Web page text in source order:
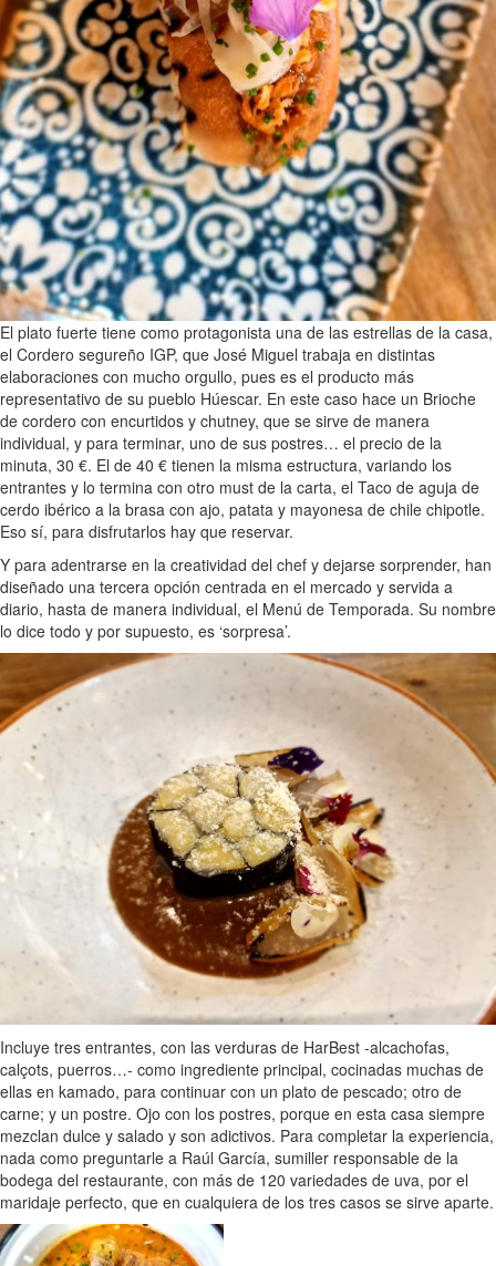
El plato fuerte tiene como protagonista una de las estrellas de la casa,
el Cordero segureño IGP, que José Miguel trabaja en distintas
elaboraciones con mucho orgullo, pues es el producto más
representativo de su pueblo Húescar. En este caso hace un Brioche
de cordero con encurtidos y chutney, que se sirve de manera
individual, y para terminar, uno de sus postres… el precio de la
minuta, 30 €. El de 40 € tienen la misma estructura, variando los
entrantes y lo termina con otro must de la carta, el Taco de aguja de
cerdo ibérico a la brasa con ajo, patata y mayonesa de chile chipotle.
Eso sí, para disfrutarlos hay que reservar.
Y para adentrarse en la creatividad del chef y dejarse sorprender, han
diseñado una tercera opción centrada en el mercado y servida a
diario, hasta de manera individual, el Menú de Temporada. Su nombre
lo dice todo y por supuesto, es ‘sorpresa’.
Incluye tres entrantes, con las verduras de HarBest -alcachofas,
calçots, puerros…- como ingrediente principal, cocinadas muchas de
ellas en kamado, para continuar con un plato de pescado; otro de
carne; y un postre. Ojo con los postres, porque en esta casa siempre
mezclan dulce y salado y son adictivos. Para completar la experiencia,
nada como preguntarle a Raúl García, sumiller responsable de la
bodega del restaurante, con más de 120 variedades de uva, por el
maridaje perfecto, que en cualquiera de los tres casos se sirve aparte.